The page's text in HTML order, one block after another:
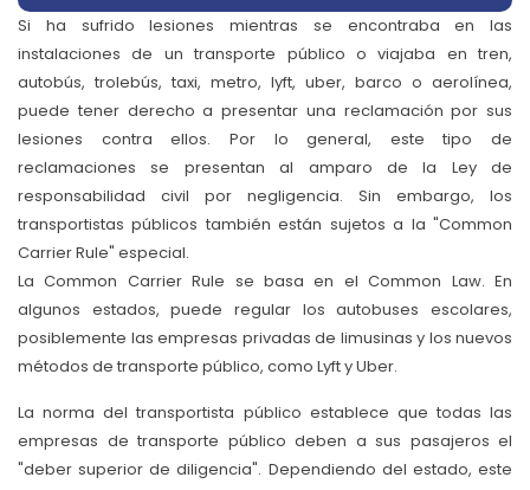
Si ha sufrido lesiones mientras se encontraba en las
instalaciones de un transporte público o viajaba en tren,
autobús, trolebús, taxi, metro, lyft, uber, barco o aerolínea,
puede tener derecho a presentar una reclamación por sus
lesiones contra ellos. Por lo general, este tipo de
reclamaciones se presentan al amparo de la Ley de
responsabilidad civil por negligencia. Sin embargo, los
transportistas públicos también están sujetos a la "Common
Carrier Rule" especial.
La Common Carrier Rule se basa en el Common Law. En
algunos estados, puede regular los autobuses escolares,
posiblemente las empresas privadas de limusinas y los nuevos
métodos de transporte público, como Lyft y Uber.
La norma del transportista público establece que todas las
empresas de transporte público deben a sus pasajeros el
"deber superior de diligencia". Dependiendo del estado, este